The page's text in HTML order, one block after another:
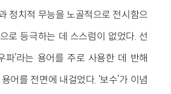
정치적 무능을 노골적으로 전시함으
로 등극하는 데 스스럼이 없었다. 선
파’라는 용어를 주로 사용한 데 반해
어를 전면에 내걸었다. ‘보수’가 이념